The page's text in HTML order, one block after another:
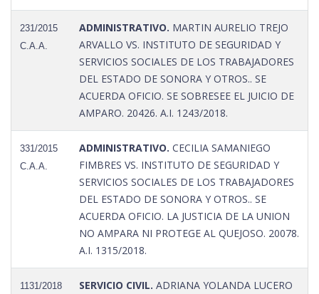
231/2015
C.A.A.
ADMINISTRATIVO. MARTIN AURELIO TREJO
ARVALLO VS. INSTITUTO DE SEGURIDAD Y
SERVICIOS SOCIALES DE LOS TRABAJADORES
DEL ESTADO DE SONORA Y OTROS.. SE
ACUERDA OFICIO. SE SOBRESEE EL JUICIO DE
AMPARO. 20426. A.I. 1243/2018.
331/2015
C.A.A.
ADMINISTRATIVO. CECILIA SAMANIEGO
FIMBRES VS. INSTITUTO DE SEGURIDAD Y
SERVICIOS SOCIALES DE LOS TRABAJADORES
DEL ESTADO DE SONORA Y OTROS.. SE
ACUERDA OFICIO. LA JUSTICIA DE LA UNION
NO AMPARA NI PROTEGE AL QUEJOSO. 20078.
A.I. 1315/2018.
1131/2018 SERVICIO CIVIL. ADRIANA YOLANDA LUCERO